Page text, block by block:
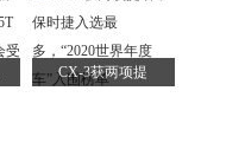
CX-3获两项提